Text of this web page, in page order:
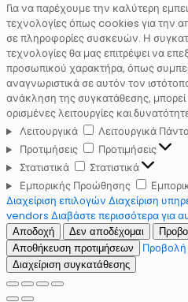
Για να παρέχουμε την καλύτερη
τεχνολογίες όπως cookies για την
σε πληροφορίες συσκευών. Η
τεχνολογίες θα μας επιτρέψει να
προσωπικού χαρακτήρα, όπως
αναγνωριστικά σε αυτόν τον
ανάκληση της συγκατάθεσης, μπορεί
ορισμένες λειτουργίες και
Λειτουργικά
Λειτουργικά
Προτιμήσεις
Προτιμήσεις
Στατιστικά
Στατιστικά
Εμπορικής Προώθησης
Διαχείριση επιλογών Διαχείριση
vendors Διαβάστε περισσότερα για
Αποδοχή Δεν αποδέχομαι
Αποθήκευση προτιμήσεων
Προβολή
Διαχείριση συγκατάθεσης